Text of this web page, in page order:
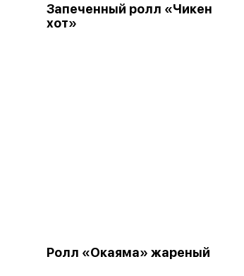
Запеченный ролл «Чикен
хот»
Ролл «Окаяма» жареный